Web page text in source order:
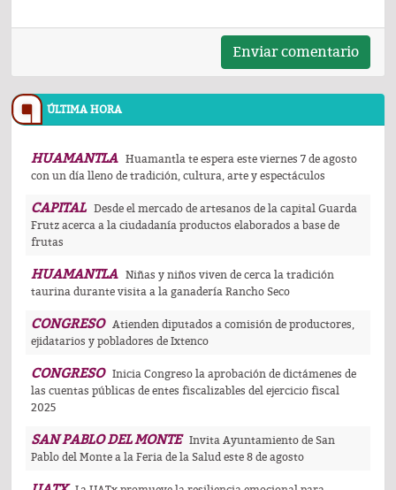
Enviar comentario
ÚLTIMA HORA
HUAMANTLA
Huamantla te espera este viernes 7 de agosto
con un día lleno de tradición, cultura, arte y espectáculos
CAPITAL
Desde el mercado de artesanos de la capital Guarda
Frutz acerca a la ciudadanía productos elaborados a base de
frutas
HUAMANTLA
Niñas y niños viven de cerca la tradición
taurina durante visita a la ganadería Rancho Seco
CONGRESO
Atienden diputados a comisión de productores,
ejidatarios y pobladores de Ixtenco
CONGRESO
Inicia Congreso la aprobación de dictámenes de
las cuentas públicas de entes fiscalizables del ejercicio fiscal
2025
SAN PABLO DEL MONTE
Invita Ayuntamiento de San
Pablo del Monte a la Feria de la Salud este 8 de agosto